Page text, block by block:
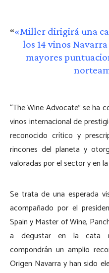
«Miller dirigirá una
los 14 vinos
mayores
“The Wine Advocate” se ha
vinos internacional de
reconocido crítico y
rincones del planeta y
valoradas por el sector y en
Se trata de una esperada
acompañado por el
Spain y Master of Wine,
a degustar en la cata
compondrán un amplio
Origen Navarra y han sido